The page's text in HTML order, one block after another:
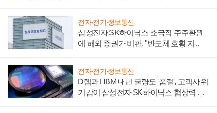
전자·전기·정보통신
삼성전자 SK하이닉스 소극적 주주환원
에 해외 증권가 비판, "반도체 호황 지속
전자·전기·정보통신
D램과 HBM 내년 물량도 '품절', 고객사 위
기감이 삼성전자 SK하이닉스 협상력 더